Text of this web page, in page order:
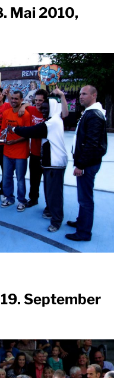
Mai 2010,
September